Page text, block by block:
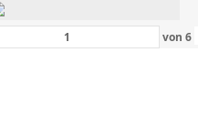
von6